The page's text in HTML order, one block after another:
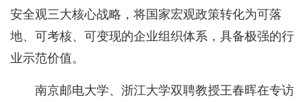
安全观三大核心战略，将国家宏观政策转化为可落
地、可考核、可变现的企业组织体系，具备极强的行
业示范价值。
南京邮电大学、浙江大学双聘教授王春晖在专访